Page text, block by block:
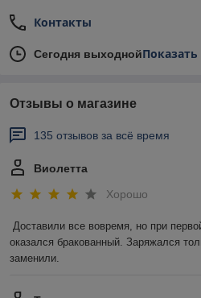
Контакты
Сегодня выходной
Отзывы о магазине
135 отзывов за всё время
Виолетта
Хорошо
Доставили все вовремя, но при
оказался бракованный. Заряжался
заменили.